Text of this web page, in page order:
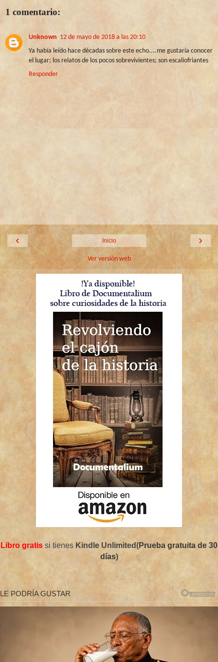
1 comentario:
Unknown 12 de mayo de 2018 a las 20:10
Ya había leído hace décadas sobre este echo....me gustaría conocer
el lugar; los relatos de los pocos sobrevivientes; son escaliofriantes
Responder
‹ ›
Inicio
Ver versión web
Libro gratis si tienes Kindle Unlimited(Prueba gratuita de 30
días)